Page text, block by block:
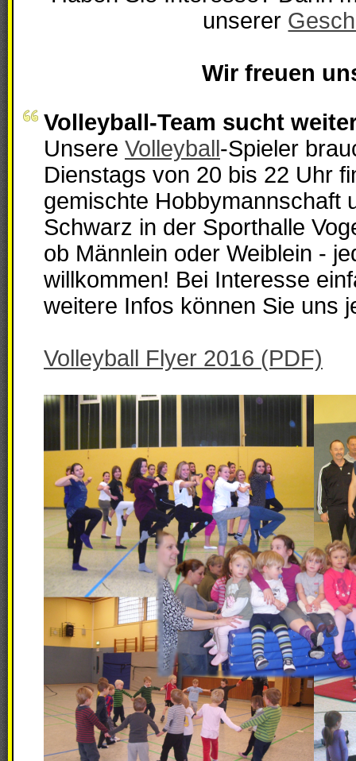
unserer
Wir freuen
Volleyball-Team sucht
Unsere Volleyball-Spieler
Dienstags von 20 bis 22 Uhr
gemischte Hobbymannschaft
Schwarz in der Sporthalle Vogelsang zusammen. Egal
ob Männlein oder Weiblein -
willkommen! Bei Interesse einfach vorbeischauen. Für
weitere Infos können Sie uns
Volleyball Flyer 2016 (PDF)